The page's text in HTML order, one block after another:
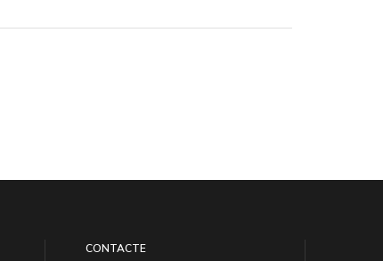
CONTACTE